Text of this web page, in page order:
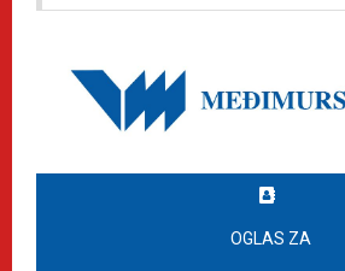
OGLAS ZA